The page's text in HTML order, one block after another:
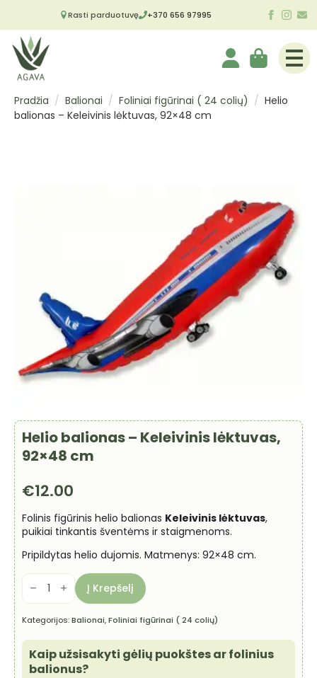
Rasti parduotuvę +370 656 97995
Pradžia Balionai Foliniai figūrinai ( 24 colių)
Helio
balionas – Keleivinis lėktuvas, 92×48 cm
Helio balionas – Keleivinis lėktuvas,
92×48 cm
€12.00
Folinis figūrinis helio balionas Keleivinis lėktuvas,
puikiai tinkantis šventėms ir staigmenoms.
Pripildytas helio dujomis. Matmenys: 92×48 cm.
produkto
kiekis:
Helio
balionas
-
Keleivinis
lėktuvas,
92x48
cm
Į Krepšelį
Kategorijos:Balionai,Foliniai figūrinai ( 24 colių)
Kaip užsisakyti gėlių puokštes ar folinius
balionus?